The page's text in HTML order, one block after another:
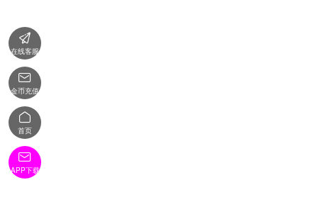

在线客服

金币充值

首页

APP下载